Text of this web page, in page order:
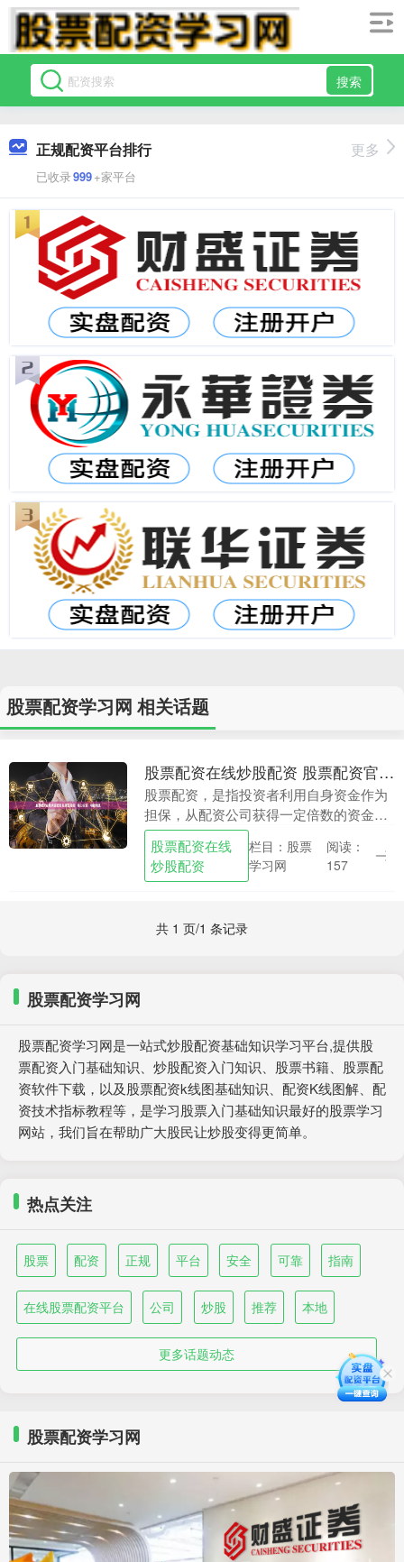
搜索
正规配资平台排行
已收录999+家平台
更多
股票配资学习网 相关话题
股票配资在线炒股配资 股票配资官：助力投资，稳健增值
股票配资，是指投资者利用自身资金作为
担保，从配资公司获得一定倍数的资金杠
杆，从而放大投资规模的一种方式。股票
配资官作为专业的配资平台，为投资者提
供安全、便捷的配....
股票配资在线
炒股配资
栏目：股票
学习网
阅读：
157
共 1 页/1 条记录
股票配资学习网
股票配资学习网是一站式炒股配资基础知识学习平台,提供股
票配资入门基础知识、炒股配资入门知识、股票书籍、股票配
资软件下载，以及股票配资k线图基础知识、配资K线图解、配
资技术指标教程等，是学习股票入门基础知识最好的股票学习
网站，我们旨在帮助广大股民让炒股变得更简单。
热点关注
股票 配资 正规 平台 安全 可靠 指南
在线股票配资平台 公司 炒股 推荐 本地
更多话题动态
股票配资学习网